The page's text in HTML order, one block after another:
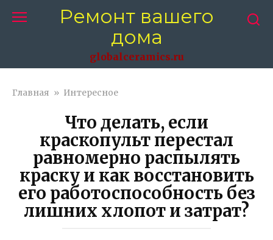
Ремонт вашего
дома
globalceramics.ru
Главная » Интересное
Что делать, если
краскопульт перестал
равномерно распылять
краску и как восстановить
его работоспособность без
лишних хлопот и затрат?